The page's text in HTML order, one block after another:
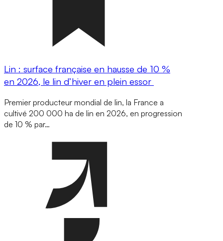
Lin : surface française en hausse de 10 %
en 2026, le lin d’hiver en plein essor
Premier producteur mondial de lin, la France a
cultivé 200 000 ha de lin en 2026, en progression
de 10 % par…